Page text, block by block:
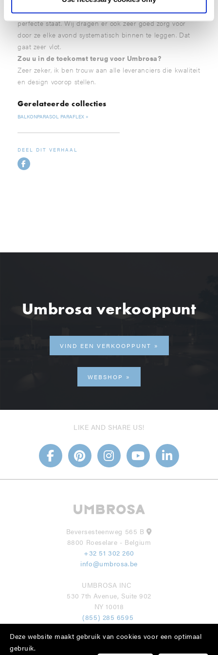
Deze website maakt gebruik van cookies voor een optimaal
gebruik.
Ze hangen er reeds meer dan 6 jaar en zijn nog steeds in
perfecte staat. Wij dragen er ook zeer goed zorg voor
door ze elke avond systematisch binnen te leggen. Dat
gaat zeer vlot.
Zou u in de toekomst terug voor Umbrosa?
Zeer zeker, ik ben trouw aan alle leveranciers die kwaliteit
en design voorop stellen.
Gerelateerde collecties
BALKONPARASOL PARAFLEX
DEEL DIT VERHAAL
Umbrosa verkooppunt
VIND EEN VERKOOPPUNT
WEBSHOP
LIKE AND SHARE US!
Beversesteenweg 565 B
8800 Roeselare - Belgium
+32 51 302 260
info@umbrosa.be
UMBROSA INC
530 7th Avenue, Suite 902
NY 10018
(855) 285 6595